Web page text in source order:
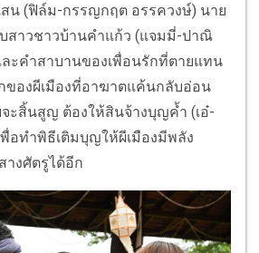
น (ฟิล์ม-กรรญกฤต อรรควงษ์) นาย
สาวชาวบ้านคำแก้ว (แจมมี่-ปาณิ
ะคำสาบานของเพื่อนรักที่ตายแทน
องผีเมืองที่อาฆาตแค้นกลับอ่อน
ะสิ้นสูญ ต้องให้สินจ้างบุญค้ำ (เอ๋-
อทำพิธีเติมบุญให้ผีเมืองมีพลัง
งศัตรูได้อีก